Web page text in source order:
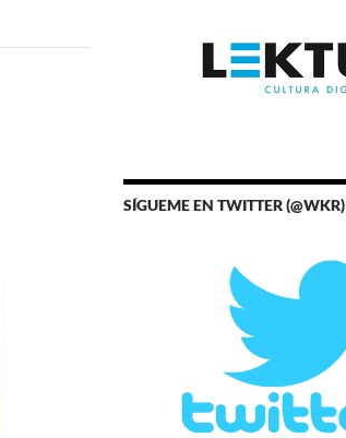
SÍGUEME EN TWITTER (@WKR)